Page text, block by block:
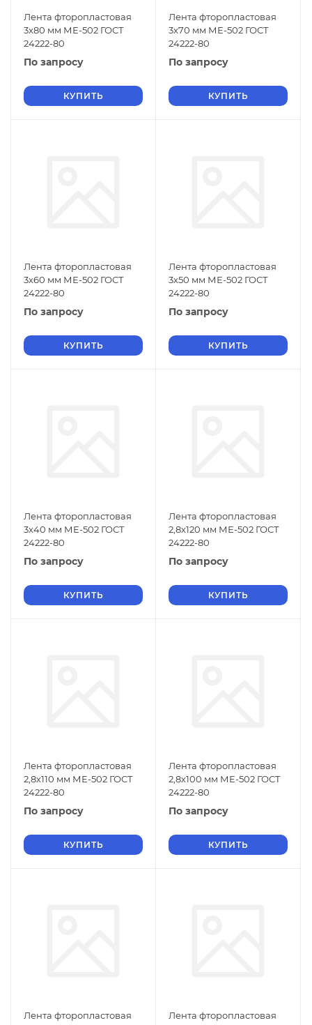
Лента фторопластовая
3х80 мм МЕ-502 ГОСТ
24222-80
По запросу
КУПИТЬ
Лента фторопластовая
3х70 мм МЕ-502 ГОСТ
24222-80
По запросу
КУПИТЬ
Лента фторопластовая
3х60 мм МЕ-502 ГОСТ
24222-80
По запросу
КУПИТЬ
Лента фторопластовая
3х50 мм МЕ-502 ГОСТ
24222-80
По запросу
КУПИТЬ
Лента фторопластовая
3х40 мм МЕ-502 ГОСТ
24222-80
По запросу
КУПИТЬ
Лента фторопластовая
2,8х120 мм МЕ-502 ГОСТ
24222-80
По запросу
КУПИТЬ
Лента фторопластовая
2,8х110 мм МЕ-502 ГОСТ
24222-80
По запросу
КУПИТЬ
Лента фторопластовая
2,8х100 мм МЕ-502 ГОСТ
24222-80
По запросу
КУПИТЬ
Лента фторопластовая
Лента фторопластовая